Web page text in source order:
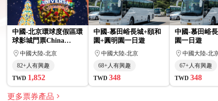
中國-北京環球度假區環
球影城門票China
Universal Beijing Resort
中國大陸-北京
82+人有興趣
TWD 1,852
中國-慕田峪長城+頤和
園+圓明園一日遊
中國大陸-北京
68+人有興趣
TWD 348
中國-慕田峪
園一日遊
中國大陸-北
67+人有興趣
TWD 348
更多票券產品